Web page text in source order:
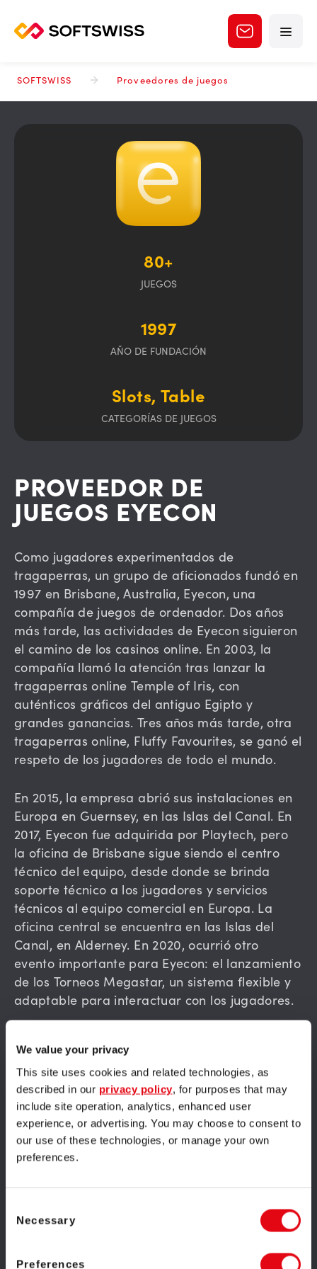
We value your privacy
This site uses cookies and related technologies, as
described in our privacy policy, for purposes that may
include site operation, analytics, enhanced user
experience, or advertising. You may choose to consent to
our use of these technologies, or manage your own
preferences.
Selection
Necessary
Preferences
SOFTSWISS Proveedores de juegos
80+
JUEGOS
1997
AÑO DE FUNDACIÓN
Slots, Table
CATEGORÍAS DE JUEGOS
PROVEEDOR DE
JUEGOS EYECON
Como jugadores experimentados de
tragaperras, un grupo de aficionados fundó en
1997 en Brisbane, Australia, Eyecon, una
compañía de juegos de ordenador. Dos años
más tarde, las actividades de Eyecon siguieron
el camino de los casinos online. En 2003, la
compañía llamó la atención tras lanzar la
tragaperras online Temple of Iris, con
auténticos gráficos del antiguo Egipto y
grandes ganancias. Tres años más tarde, otra
tragaperras online, Fluffy Favourites, se ganó el
respeto de los jugadores de todo el mundo.
En 2015, la empresa abrió sus instalaciones en
Europa en Guernsey, en las Islas del Canal. En
2017, Eyecon fue adquirida por Playtech, pero
la oficina de Brisbane sigue siendo el centro
técnico del equipo, desde donde se brinda
soporte técnico a los jugadores y servicios
técnicos al equipo comercial en Europa. La
oficina central se encuentra en las Islas del
Canal, en Alderney. En 2020, ocurrió otro
evento importante para Eyecon: el lanzamiento
de los Torneos Megastar, un sistema flexible y
adaptable para interactuar con los jugadores.
como Alderney, Gibraltar, Malta y el Reino
Unido.
El portfolio de Eyecon incluye más de 130
coloridas y emocionantes tragaperras y juegos
de mesa online. Los años de experiencia de la
compañía le permiten crear juegos visualmente
Entre los juegos con mecánicas únicas, destaca
Galactic Girls. El modelo matemático de esta
en 5 atractivas características, que incluyen